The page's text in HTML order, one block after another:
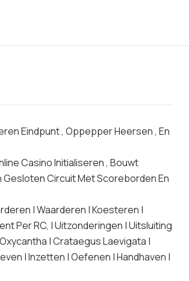
Eindpunt , Oppepper Heersen , En
Casino Initialiseren , Bouwt
Circuit Met Scoreborden En
| Waarderen | Koesteren |
Per RC, | Uitzonderingen | Uitsluiting
| Crataegus Laevigata |
| Inzetten | Oefenen | Handhaven |